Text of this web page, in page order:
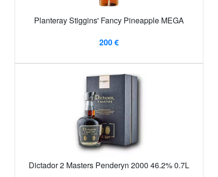
Planteray Stiggins' Fancy Pineapple MEGA
200 €
Dictador 2 Masters Penderyn 2000 46.2% 0.7L